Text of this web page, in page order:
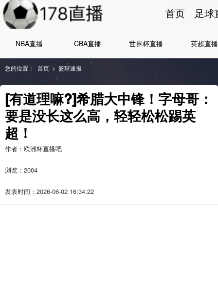
首页 足球
NBA直播 CBA直播 世界杯直播 英超直播
您的位置： 首页 > 篮球速报
[有道理嘛?]希腊大中锋！字母哥：
要是没长这么高，轻轻松松踢英
超！
作者：欧洲杯直播吧
浏览： 2004
发表时间：2026-06-02 16:34:22